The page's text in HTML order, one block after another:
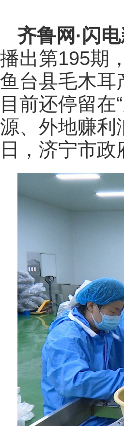
齐鲁网 ·闪
播出第195期
鱼台县毛木耳
目前还停留在
源、外地赚利
日，济宁市